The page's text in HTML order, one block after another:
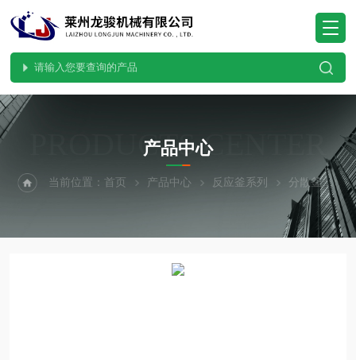
PRODUCTS CENTER
产品中心
当前位置：首页 产品中心 反应釜系列 分散釜 乳